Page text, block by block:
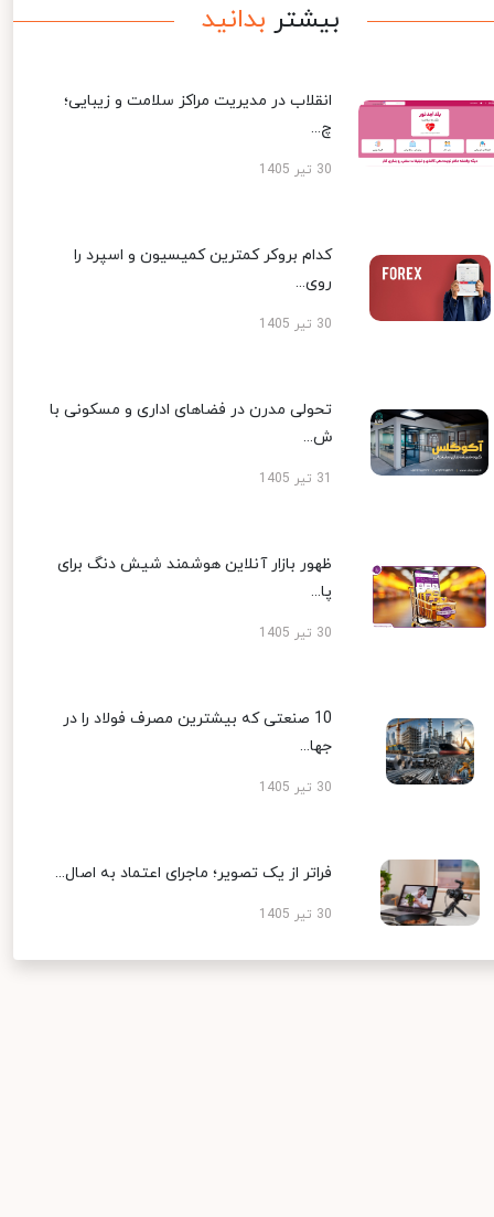
بیشتر بدانید
انقلاب در مدیریت مراکز سلامت و زیبایی؛
چ...
30 تیر 1405
کدام بروکر کمترین کمیسیون و اسپرد را
روی...
30 تیر 1405
تحولی مدرن در فضاهای اداری و مسکونی با
ش...
ظهور بازار آنلاین هوشمند شیش دنگ برای
پا...
30 تیر 1405
10 صنعتی که بیشترین مصرف فولاد را در
جها...
30 تیر 1405
فراتر از یک تصویر؛ ماجرای اعتماد به اصال...
30 تیر 1405